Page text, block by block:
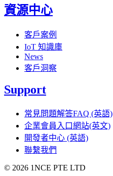
資源中心
客戶案例
IoT 知識庫
News
客戶洞察
Support
常見問題解答FAQ (英語)
企業會員入口網站(英文)
開發者中心 (英語)
聯繫我們
© 2026 1NCE PTE LTD